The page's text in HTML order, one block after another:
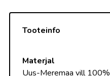
Tooteinfo
Materjal
Uus-Meremaa vill 100%